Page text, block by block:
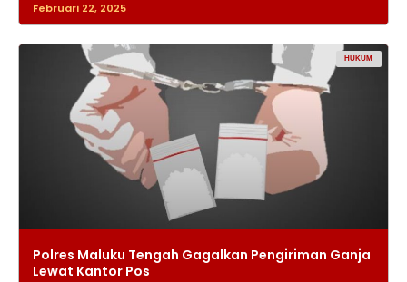
Februari 22, 2025
HUKUM
Polres Maluku Tengah Gagalkan Pengiriman Ganja
Lewat Kantor Pos